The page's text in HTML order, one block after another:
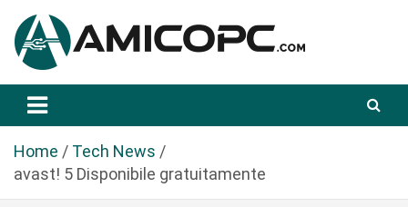
a
Amicopc.com
Home
Tech News
avast! 5 Disponibile gratuitamente